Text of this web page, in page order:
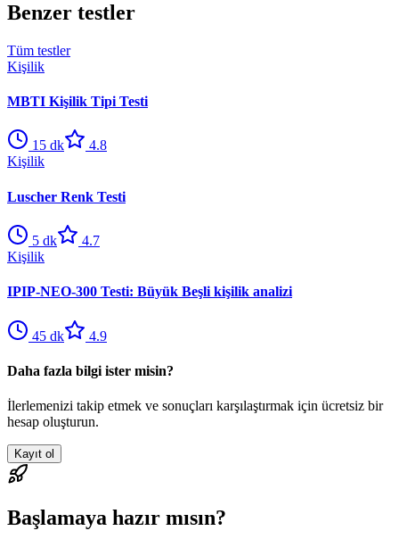
Benzer testler
Tüm testler
Kişilik
MBTI Kişilik Tipi Testi
15 dk
4.8
Kişilik
Luscher Renk Testi
5 dk
4.7
Kişilik
IPIP-NEO-300 Testi: Büyük Beşli kişilik analizi
45 dk 4.9
Daha fazla bilgi ister misin?
İlerlemenizi takip etmek ve sonuçları karşılaştırmak için ücretsiz bir
hesap oluşturun.
Kayıt ol
Başlamaya hazır mısın?